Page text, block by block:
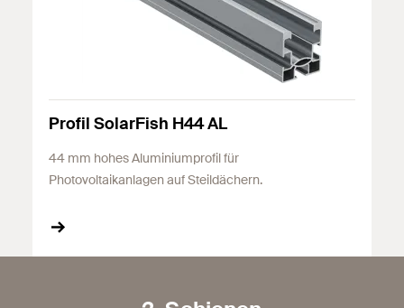
Profil SolarFish H44 AL
44 mm hohes Aluminiumprofil für
Photovoltaikanlagen auf Steildächern.